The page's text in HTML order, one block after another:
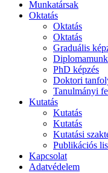
Munkatársak
Oktatás
Oktatás
Oktatás
Graduális
PhD képzés
Doktori
Tanulmányi
Kutatás
Kutatás
Kutatás
Kutatási
Publikációs
Kapcsolat
Adatvédelem